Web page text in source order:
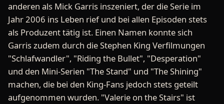
anderen als Mick Garris inszeniert, der die Serie im
Jahr 2006 ins Leben rief und bei allen Episoden stets
als Produzent tätig ist. Einen Namen konnte sich
Garris zudem durch die Stephen King Verfilmungen
"Schlafwandler", "Riding the Bullet", "Desperation"
und den Mini-Serien "The Stand" und "The Shining"
machen, die bei den King-Fans jedoch stets geteilt
aufgenommen wurden. "Valerie on the Stairs" ist